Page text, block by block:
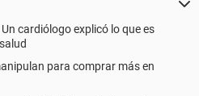
cardiólogo explicó lo que es
para comprar más en